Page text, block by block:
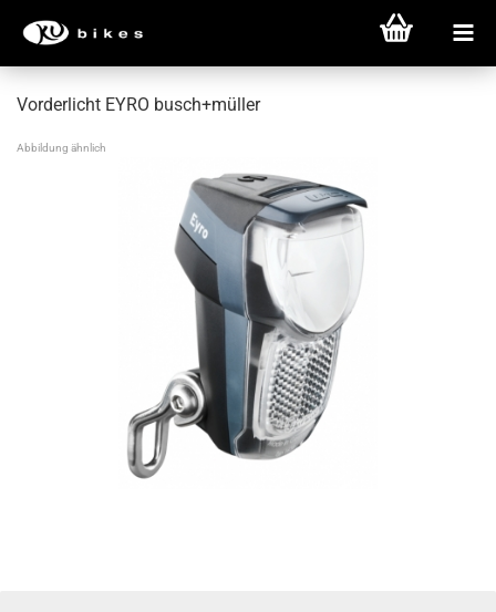
Vorderlicht EYRO busch+müller
Abbildung ähnlich